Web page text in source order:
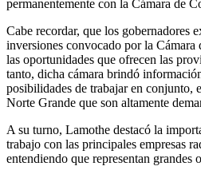
permanentemente con la Cámara de
Cabe recordar, que los gobernadores
inversiones convocado por la
las oportunidades que ofrecen las
tanto, dicha cámara brindó
posibilidades de trabajar en conjunto,
Norte Grande que son altamente
A su turno, Lamothe destacó la
trabajo con las principales empresas
entendiendo que representan grandes